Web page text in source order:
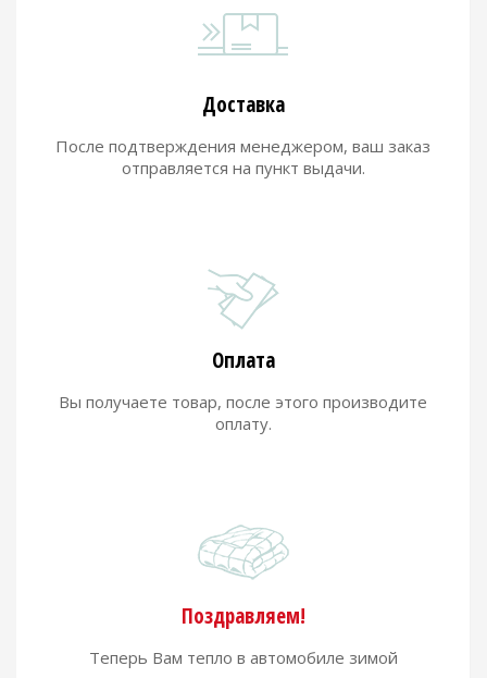
Доставка
После подтверждения менеджером, ваш заказ
отправляется на пункт выдачи.
Оплата
Вы получаете товар, после этого производите
оплату.
Поздравляем!
Теперь Вам тепло в автомобиле зимой